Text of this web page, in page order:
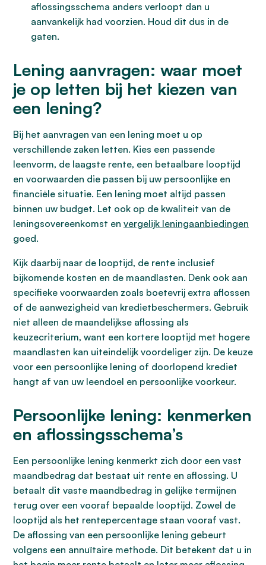
aflossingsschema anders verloopt dan u
aanvankelijk had voorzien. Houd dit dus in de
gaten.
Lening aanvragen: waar moet
je op letten bij het kiezen van
een lening?
Bij het aanvragen van een lening moet u op
verschillende zaken letten. Kies een passende
leenvorm, de laagste rente, een betaalbare looptijd
en voorwaarden die passen bij uw persoonlijke en
financiële situatie. Een lening moet altijd passen
binnen uw budget. Let ook op de kwaliteit van de
leningsovereenkomst en vergelijk leningaanbiedingen
goed.
Kijk daarbij naar de looptijd, de rente inclusief
bijkomende kosten en de maandlasten. Denk ook aan
specifieke voorwaarden zoals boetevrij extra aflossen
of de aanwezigheid van kredietbeschermers. Gebruik
niet alleen de maandelijkse aflossing als
keuzecriterium, want een kortere looptijd met hogere
maandlasten kan uiteindelijk voordeliger zijn. De keuze
voor een persoonlijke lening of doorlopend krediet
hangt af van uw leendoel en persoonlijke voorkeur.
Persoonlijke lening: kenmerken
en aflossingsschema’s
Een persoonlijke lening kenmerkt zich door een vast
maandbedrag dat bestaat uit rente en aflossing. U
betaalt dit vaste maandbedrag in gelijke termijnen
terug over een vooraf bepaalde looptijd. Zowel de
looptijd als het rentepercentage staan vooraf vast.
De aflossing van een persoonlijke lening gebeurt
volgens een annuïtaire methode. Dit betekent dat u in